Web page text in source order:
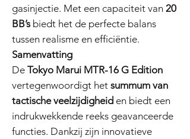
gasinjectie. Met een capaciteit van 20
BB’sbiedt het de perfecte balans
tussen realisme en efficiëntie.
Samenvatting
De Tokyo Marui MTR-16 G Edition
vertegenwoordigt het summum van
tactische veelzijdigheid en biedt een
indrukwekkende reeks geavanceerde
functies. Dankzij zijn innovatieve